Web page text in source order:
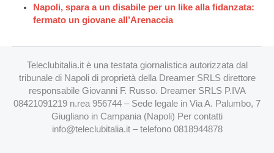
Napoli, spara a un disabile per un like alla fidanzata:
fermato un giovane all’Arenaccia
Teleclubitalia.it è una testata giornalistica autorizzata dal
tribunale di Napoli di proprietà della Dreamer SRLS direttore
responsabile Giovanni F. Russo. Dreamer SRLS P.IVA
08421091219 n.rea 956744 – Sede legale in Via A. Palumbo, 7
Giugliano in Campania (Napoli) Per contatti
info@teleclubitalia.it– telefono 0818944878